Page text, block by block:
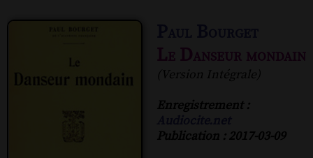
Le Danseur mondain
(Version Intégrale)
Enregistrement :
Publication : 2017-03-09